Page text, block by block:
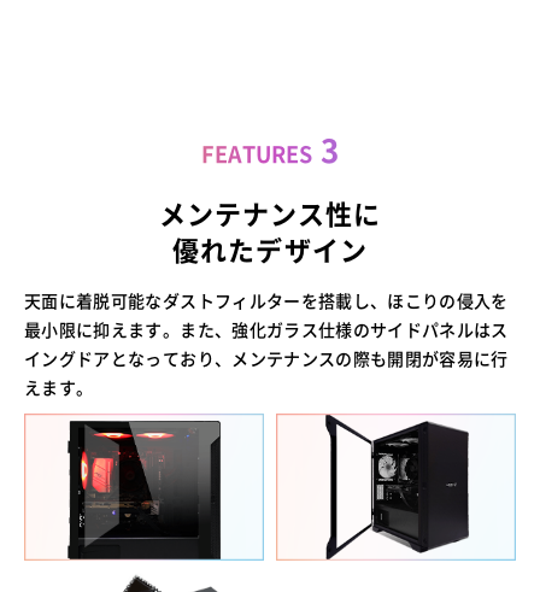
FEATURES 3
メンテナンス性に
優れたデザイン
天面に着脱可能なダストフィルターを搭載し、ほこりの侵入を
最小限に抑えます。また、強化ガラス仕様のサイドパネルはス
イングドアとなっており、メンテナンスの際も開閉が容易に行
えます。